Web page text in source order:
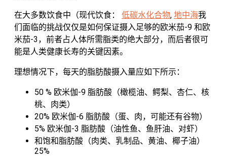
在大多数饮食中（现代饮食： 低碳水化合物, 地中海我
们面临的挑战仅仅是如何保证摄入足够的欧米茄-9 和欧
米茄-3，前者占人体所需脂类的绝大部分，而后者很可
能是人类健康长寿的关键因素。
理想情况下，每天的脂肪酸摄入量应如下所示：
50 % 欧米伽-9 脂肪酸（橄榄油、鳄梨、杏仁、核
桃、肉类）
20% 欧米伽-6 脂肪酸（蛋、肉，可能还有谷物）
5% 欧米伽-3 脂肪酸（油性鱼、鱼肝油、对虾）
和饱和脂肪酸（肉类、乳制品、黄油、椰子油）
25%